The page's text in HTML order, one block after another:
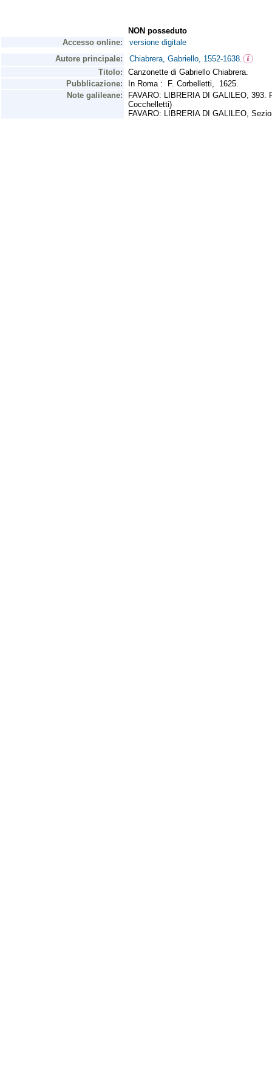
NON posseduto
Accesso online:
versione digitale
Autore principale:
Chiabrera, Gabriello, 1552-1638.
Titolo:
Canzonette di Gabriello Chiabrera.
Pubblicazione:
In Roma : F. Corbelletti, 1625.
Note galileane:
FAVARO: LIBRERIA DI GALILEO,
Cocchelletti)
FAVARO: LIBRERIA DI GALILEO,